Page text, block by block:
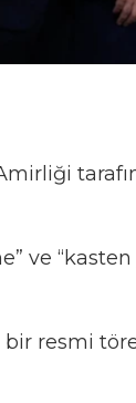
ve
bir resmi